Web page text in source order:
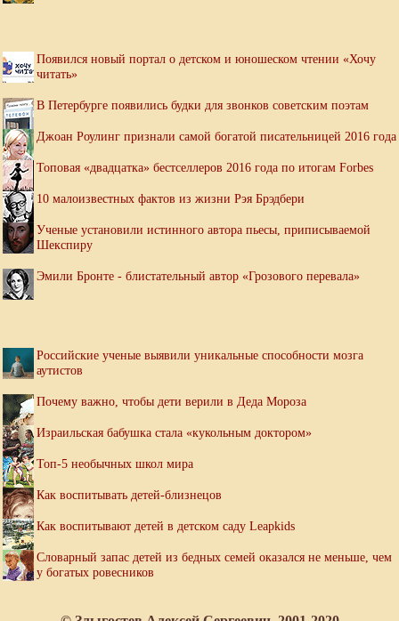
Появился новый портал о детском и юношеском чтении «Хочу
читать»
В Петербурге появились будки для звонков советским поэтам
Джоан Роулинг признали самой богатой писательницей 2016 года
Топовая «двадцатка» бестселлеров 2016 года по итогам Forbes
10 малоизвестных фактов из жизни Рэя Брэдбери
Ученые установили истинного автора пьесы, приписываемой
Шекспиру
Эмили Бронте - блистательный автор «Грозового перевала»
Российские ученые выявили уникальные способности мозга
аутистов
Почему важно, чтобы дети верили в Деда Мороза
Израильская бабушка стала «кукольным доктором»
Топ-5 необычных школ мира
Как воспитывать детей-близнецов
Как воспитывают детей в детском саду Leapkids
Словарный запас детей из бедных семей оказался не меньше, чем
у богатых ровесников